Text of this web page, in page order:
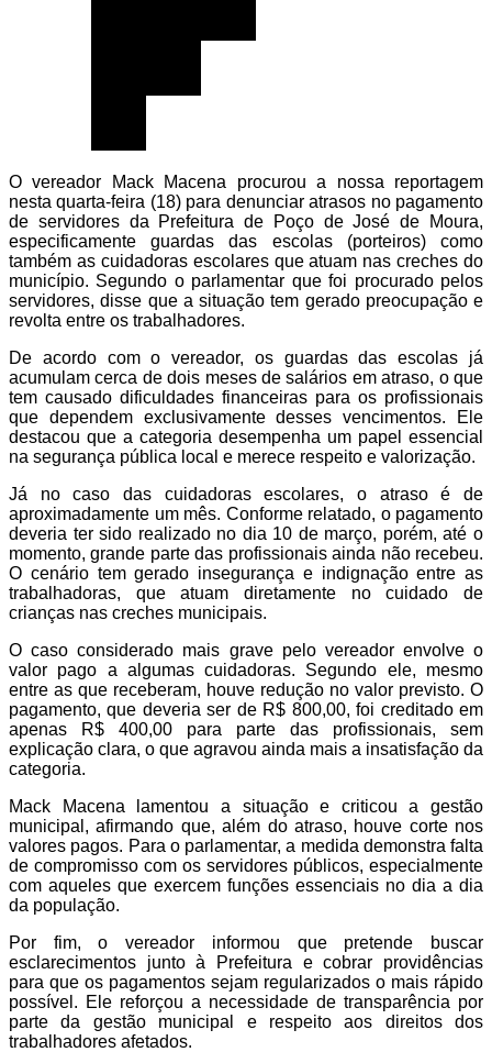
O vereador Mack Macena procurou a nossa reportagem
nesta quarta-feira (18) para denunciar atrasos no pagamento
de servidores da Prefeitura de
Poço de José de Moura,
especificamente guardas das escolas (porteiros) como
também as cuidadoras escolares que atuam nas creches do
município. Segundo o parlamentar que foi procurado pelos
servidores, disse que a situação tem gerado preocupação e
revolta entre os trabalhadores.
De acordo com o vereador, os guardas das escolas já
acumulam cerca de dois meses de salários em atraso, o que
tem causado dificuldades financeiras para os profissionais
que dependem exclusivamente desses vencimentos. Ele
destacou que a categoria desempenha um papel essencial
na segurança pública local e merece respeito e valorização.
Já no caso das cuidadoras escolares, o atraso é de
aproximadamente um mês. Conforme relatado, o pagamento
deveria ter sido realizado no dia 10 de março, porém, até o
momento, grande parte das profissionais ainda não recebeu.
O cenário tem gerado insegurança e indignação entre as
trabalhadoras, que atuam diretamente no cuidado de
crianças nas creches municipais.
O caso considerado mais grave pelo vereador envolve o
valor pago a algumas cuidadoras. Segundo ele, mesmo
entre as que receberam, houve redução no valor previsto. O
pagamento, que deveria ser de R$ 800,00, foi creditado em
apenas R$ 400,00 para parte das profissionais, sem
explicação clara, o que agravou ainda mais a insatisfação da
categoria.
Mack Macena lamentou a situação e criticou a gestão
municipal, afirmando que, além do atraso, houve corte nos
valores pagos. Para o parlamentar, a medida demonstra falta
de compromisso com os servidores públicos, especialmente
com aqueles que exercem funções essenciais no dia a dia
da população.
Por fim, o vereador informou que pretende buscar
esclarecimentos junto à Prefeitura e cobrar providências
para que os pagamentos sejam regularizados o mais rápido
possível. Ele reforçou a necessidade de transparência por
parte da gestão municipal e respeito aos direitos dos
trabalhadores afetados.